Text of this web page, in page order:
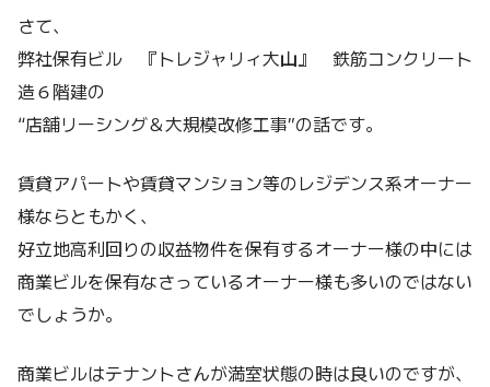
さて、
弊社保有ビル 『トレジャリィ大山』 鉄筋コンクリート
造６階建の
“店舗リーシング＆大規模改修工事”の話です。
賃貸アパートや賃貸マンション等のレジデンス系オーナー
様ならともかく、
好立地高利回りの収益物件を保有するオーナー様の中には
商業ビルを保有なさっているオーナー様も多いのではない
でしょうか。
商業ビルはテナントさんが満室状態の時は良いのですが、